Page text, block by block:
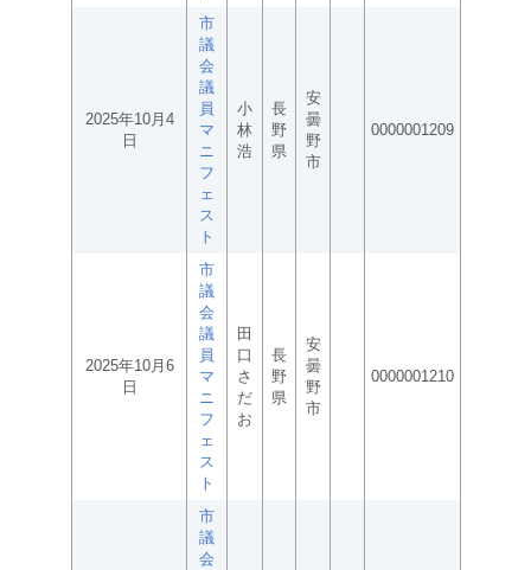
2025年10月4
日
市
議
会
議
員
マ
ニ
フ
ェ
ス
ト
小
林
浩
長
野
県
安
曇
野
市
0000001209
2025年10月6
日
市
議
会
議
員
マ
ニ
フ
ェ
ス
ト
田
口
さ
だ
お
長
野
県
安
曇
野
市
0000001210
市
議
会